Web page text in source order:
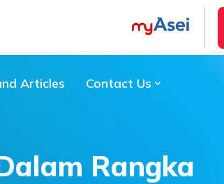
Articles Contact Us
Rangka